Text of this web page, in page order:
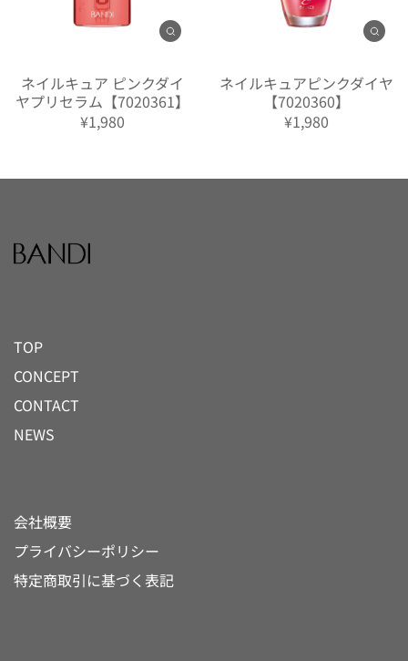
ネイルキュア ピンクダイ
ヤプリセラム【7020361】
¥1,980
ネイルキュアピンクダイヤ
【7020360】
¥1,980
TOP
CONCEPT
CONTACT
NEWS
会社概要
プライバシーポリシー
特定商取引に基づく表記